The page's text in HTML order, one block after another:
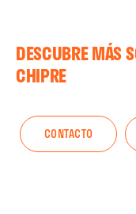
DESCUBRE MÁS
CHIPRE
CONTACTO